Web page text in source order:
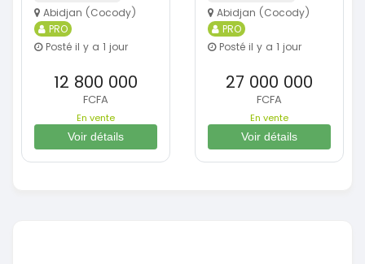
Abidjan (Cocody)
PRO
Posté il y a 1 jour
12 800 000
FCFA
En vente
Voir détails
Abidjan (Cocody)
PRO
Posté il y a 1 jour
27 000 000
FCFA
En vente
Voir détails